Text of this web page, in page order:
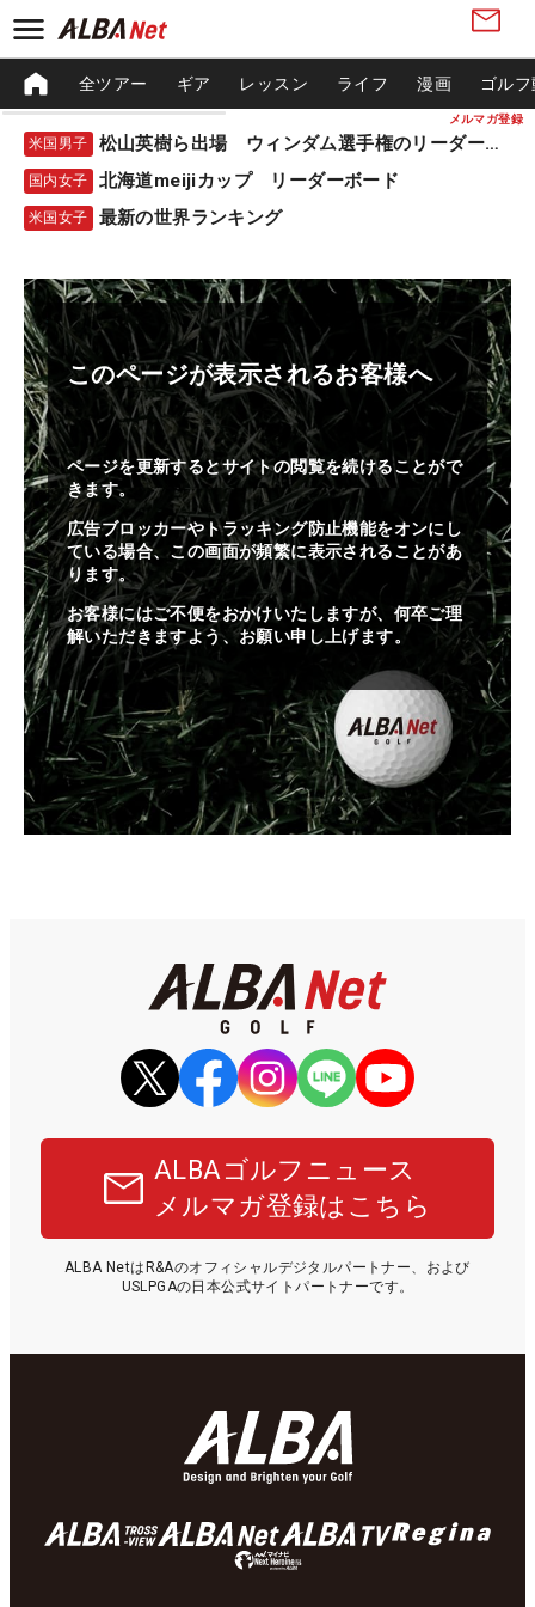
メルマガ登録
全ツアー ギア レッスン ライフ 漫画 ゴル
米国男子 松山英樹ら出場 ウィンダム選手権のリーダーボード
国内女子 北海道meijiカップ リーダーボード
米国女子 最新の世界ランキング
このページが表示されるお客様へ
ページを更新するとサイトの閲覧を続けることがで
きます。
広告ブロッカーやトラッキング防止機能をオンにし
ている場合、この画面が頻繁に表示されることがあ
ります。
お客様にはご不便をおかけいたしますが、何卒ご理
解いただきますよう、お願い申し上げます。
ALBAゴルフニュース
メルマガ登録はこちら
ALBA NetはR&Aのオフィシャルデジタルパートナー、および
USLPGAの日本公式サイトパートナーです。